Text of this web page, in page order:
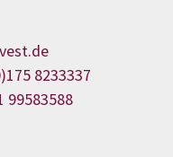
8233337
99583588